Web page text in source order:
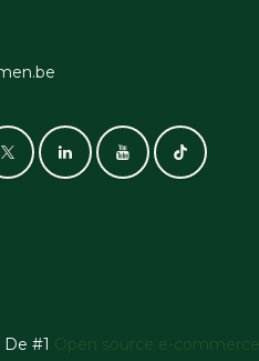
De #1 Open source e-commerce